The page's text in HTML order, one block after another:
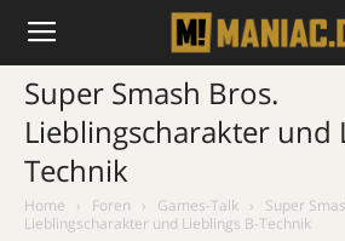
Super Smash Bros.
Lieblingscharakter und
Technik
Home › Foren › Games-Talk ›
Super
Lieblingscharakter und Lieblings B-Technik